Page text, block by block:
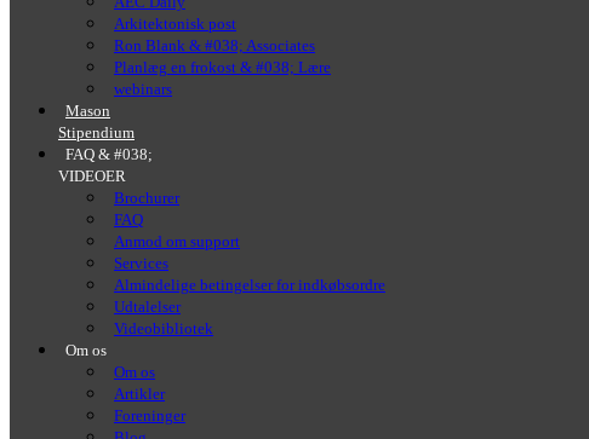
Arkitektonisk post
Ron Blank & #038; Associates
Planlæg en frokost & #038; Lære
webinars
Mason
Stipendium
FAQ & #038;
VIDEOER
Brochurer
FAQ
Anmod om support
Services
Almindelige betingelser for indkøbsordre
Udtalelser
Videobibliotek
Om os
Om os
Artikler
Foreninger